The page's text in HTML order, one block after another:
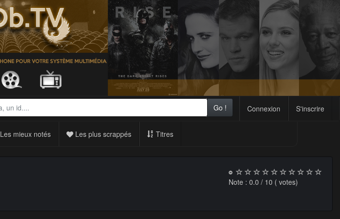
Connexion S'inscrire
Go !
Les mieux notés Les plus scrappés Titres
Note : 0.0 / 10 ( votes)